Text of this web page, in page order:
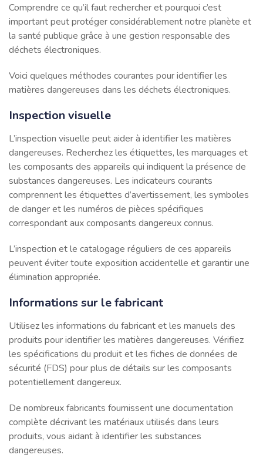
Comprendre ce qu’il faut rechercher et pourquoi c’est
important peut protéger considérablement notre planète et
la santé publique grâce à une gestion responsable des
déchets électroniques.
Voici quelques méthodes courantes pour identifier les
matières dangereuses dans les déchets électroniques.
Inspection visuelle
L’inspection visuelle peut aider à identifier les matières
dangereuses. Recherchez les étiquettes, les marquages ​​et
les composants des appareils qui indiquent la présence de
substances dangereuses. Les indicateurs courants
comprennent les étiquettes d’avertissement, les symboles
de danger et les numéros de pièces spécifiques
correspondant aux composants dangereux connus.
L’inspection et le catalogage réguliers de ces appareils
peuvent éviter toute exposition accidentelle et garantir une
élimination appropriée.
Informations sur le fabricant
Utilisez les informations du fabricant et les manuels des
produits pour identifier les matières dangereuses. Vérifiez
les spécifications du produit et les fiches de données de
sécurité (FDS) pour plus de détails sur les composants
potentiellement dangereux.
De nombreux fabricants fournissent une documentation
complète décrivant les matériaux utilisés dans leurs
produits, vous aidant à identifier les substances
dangereuses.